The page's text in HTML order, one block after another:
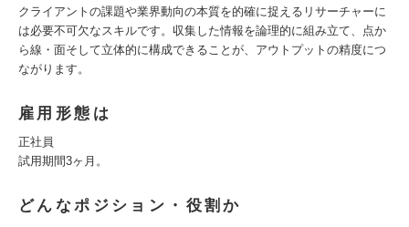
クライアントの課題や業界動向の本質を的確に捉えるリサーチャーに
は必要不可欠なスキルです。収集した情報を論理的に組み立て、点か
ら線・面そして立体的に構成できることが、アウトプットの精度につ
ながります。
雇用形態は
正社員
試用期間3ヶ月。
どんなポジション・役割か